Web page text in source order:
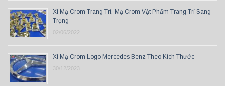
Xi Mạ Crom Trang Trí, Mạ Crom Vật Phẩm Trang Trí Sang
Trọng
02/06/2022
Xi Mạ Crom Logo Mercedes Benz Theo Kích Thước
30/12/2023